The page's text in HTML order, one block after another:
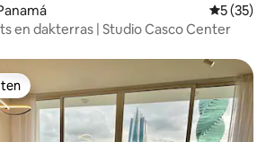
5 (35)
en dakterras | Studio Casco Center